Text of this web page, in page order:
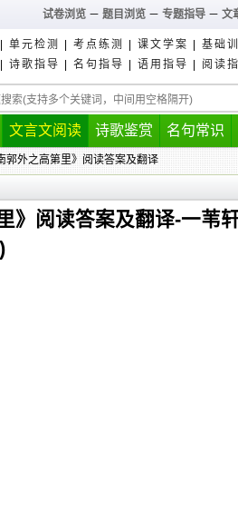
试卷浏览 － 题目浏览 － 专题指导 － 文
单元检测 考点练测 课文学案 基础
诗歌指导 名句指导 语用指导 阅读
文言文阅读 诗歌鉴赏 名句常识
郭外之高第里》阅读答案及翻译
》阅读答案及翻译-一苇